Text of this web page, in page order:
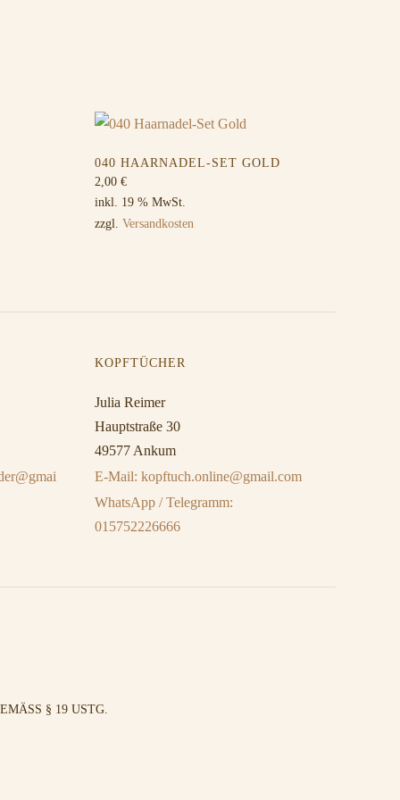
040 HAARNADEL-SET GOLD
2,00 €
inkl. 19 % MwSt.
zzgl. Versandkosten
KOPFTÜCHER
Julia Reimer
Hauptstraße 30
49577 Ankum
E-Mail: kopftuch.online@gmail.com
WhatsApp / Telegramm:
015752226666
§ 19 USTG.